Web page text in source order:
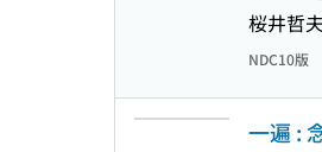
桜井哲
NDC10版
一遍 :